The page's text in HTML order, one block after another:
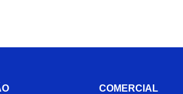
COMERCIAL